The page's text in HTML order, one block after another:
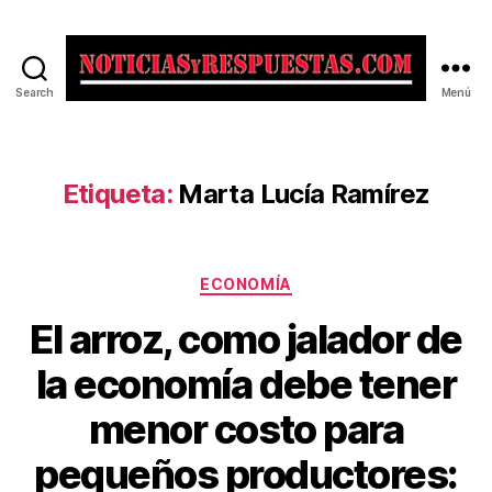
Search Menú
Etiqueta: Marta Lucía Ramírez
Categorías
ECONOMÍA
El arroz, como jalador de
la economía debe tener
menor costo para
pequeños productores: